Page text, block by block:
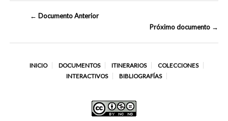
← Documento Anterior
Próximo documento →
INICIO DOCUMENTOS ITINERARIOS
COLECCIONES
INTERACTIVOS
BIBLIOGRAFÍAS